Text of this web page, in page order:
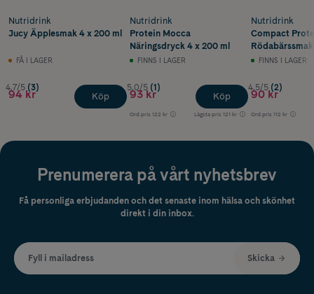
Nutridrink
Jucy Äpplesmak 4 x 200 ml
FÅ I LAGER
4.7/5 (3)
94 kr Köp
Nutridrink
Protein Mocca
Näringsdryck 4 x 200 ml
FINNS I LAGER
5.0/5 (1)
93 kr
Ord.pris 122 kr Lägsta pris 121 kr
Köp
Nutridrink
Compact
FINNS I LAGER
4.5/5 (2)
90 kr
Ord.pris 112 kr
Prenumerera på vårt nyhetsbrev
Få personliga erbjudanden och det senaste inom hälsa och skönhet
direkt i din inbox.
Fyll i mailadress Skicka